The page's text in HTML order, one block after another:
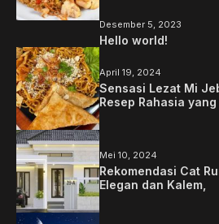
Desember 5, 2023
Hello world!
April 19, 2024
Sensasi Lezat Mi
Resep Rahasia
Mei 10, 2024
Rekomendasi Cat
Elegan dan Kalem,